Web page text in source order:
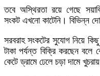
তবে অস্থিরতা রয়ে গেছে
সংকট এখনো কাটেনি। বিভিন্ন
সরবরাহ সংকটের সুযোগ নিয়ে
টাকা পর্যন্ত বিক্রি করছেন
কেটে ড্রামে ঢেলে চড়া দামে